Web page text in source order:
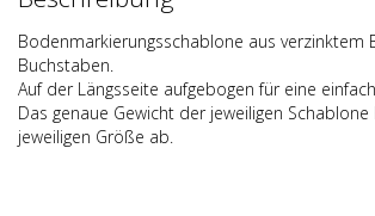
Bodenmarkierungsschablone aus verzinktem
Buchstaben.
Auf der Längsseite aufgebogen für eine
Das genaue Gewicht der jeweiligen
jeweiligen Größe ab.